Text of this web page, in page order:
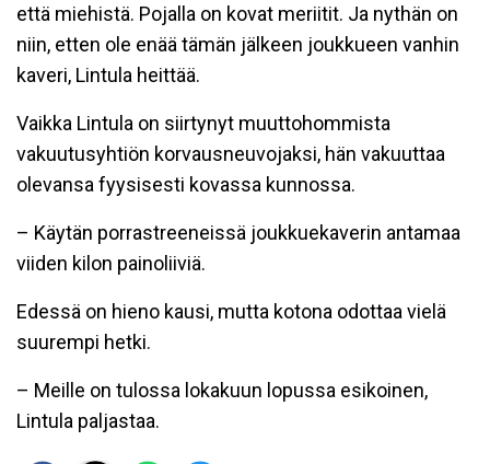
että miehistä. Pojalla on kovat meriitit. Ja nythän on
niin, etten ole enää tämän jälkeen joukkueen vanhin
kaveri, Lintula heittää.
Vaikka Lintula on siirtynyt muuttohommista
vakuutusyhtiön korvausneuvojaksi, hän vakuuttaa
olevansa fyysisesti kovassa kunnossa.
– Käytän porrastreeneissä joukkuekaverin antamaa
viiden kilon painoliiviä.
Edessä on hieno kausi, mutta kotona odottaa vielä
suurempi hetki.
– Meille on tulossa lokakuun lopussa esikoinen,
Lintula paljastaa.